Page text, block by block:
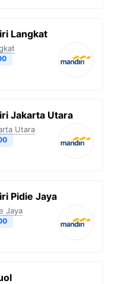
Langkat
Jakarta Utara
Utara
Pidie Jaya
Jaya